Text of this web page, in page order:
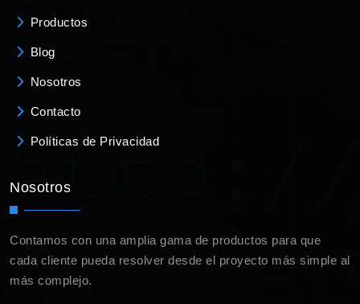
Productos
Blog
Nosotros
Contacto
Políticas de Privacidad
Nosotros
Contamos con una amplia gama de productos para que
cada cliente pueda resolver desde el proyecto más simple al
más complejo.